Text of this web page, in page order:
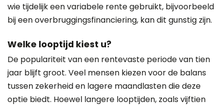
wie tijdelijk een variabele rente gebruikt, bijvoorbeeld
bij een overbruggingsfinanciering, kan dit gunstig zijn.
Welke looptijd kiest u?
De populariteit van een rentevaste periode van tien
jaar blijft groot. Veel mensen kiezen voor de balans
tussen zekerheid en lagere maandlasten die deze
optie biedt. Hoewel langere looptijden, zoals vijftien